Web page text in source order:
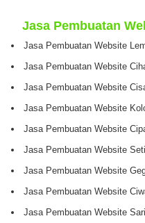
Jasa Pembuatan
Jasa Pembuatan Website
Jasa Pembuatan Website
Jasa Pembuatan Website
Jasa Pembuatan Website
Jasa Pembuatan Website
Jasa Pembuatan Website
Jasa Pembuatan Website
Jasa Pembuatan Website
Jasa Pembuatan Website